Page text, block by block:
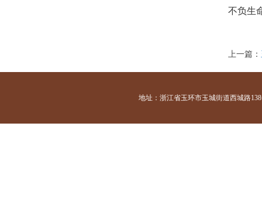
不负生
上一篇：
地址：浙江省玉环市玉城街道西城路